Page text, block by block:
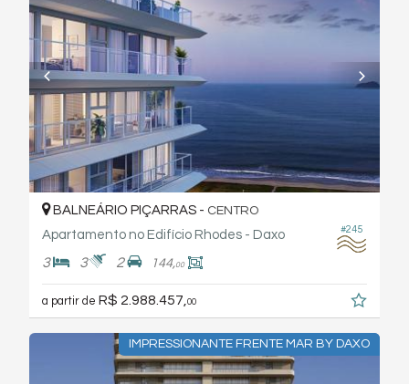
#245
BALNEÁRIO PIÇARRAS - CENTRO
Apartamento no Edifício Rhodes - Daxo
3 3 2 144,00
a partir de R$ 2.988.457, 00
IMPRESSIONANTE FRENTE MAR BY DAXO